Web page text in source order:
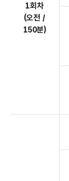
1회차
(오전 /
150분)